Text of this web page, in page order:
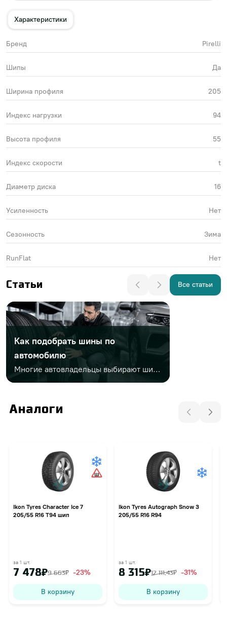
Характеристики
Бренд Pirelli
Шипы Да
Ширина профиля 205
Индекс нагрузки 94
Высота профиля 55
Индекс скорости t
Диаметр диска 16
Усиленность Нет
Сезонность Зима
RunFlat Нет
Статьи Все статьи
Как подобрать шины по
автомобилю
Многие автовладельцы выбирают шины только по диаметру или цене. Но этого недостаточно. Важно учитывать заводской размер, сезонность, индексы нагрузки и скорости, тип автомобиля, стиль езды и условия эксплуатации. Неправильный выбор может привести к проблемам на дороге и дополнительным расходам.
Аналоги
Ikon Tyres Character Ice 7
205/55 R16 T94 шип
за 1 шт.
7 478₽9 663₽ -23%
В корзину
Ikon Tyres Autograph Snow 3
205/55 R16 R94
за 1 шт.
8 315₽12 111,43₽ -31%
В корзину